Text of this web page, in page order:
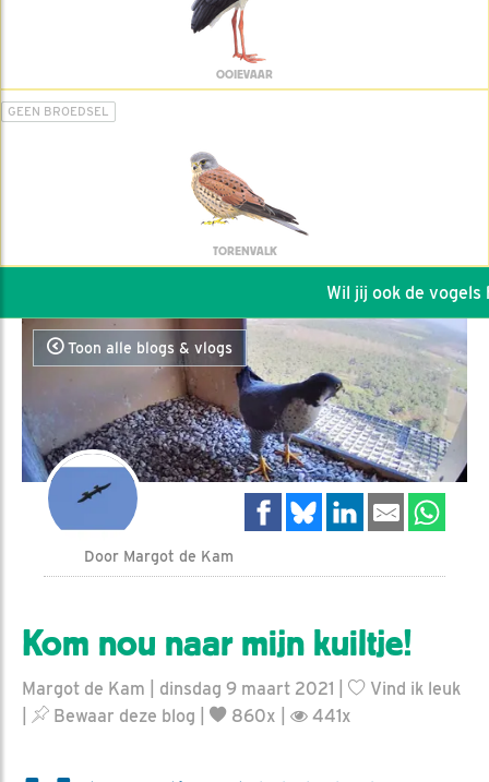
OOIEVAAR
GEEN BROEDSEL
TORENVALK
Wil jij ook de vogels
Toon alle blogs & vlogs
Door Margot de Kam
Kom nou naar mijn kuiltje!
Margot de Kam | dinsdag 9 maart 2021 |
Vind ik leuk
Bewaar deze blog 860x | 441x